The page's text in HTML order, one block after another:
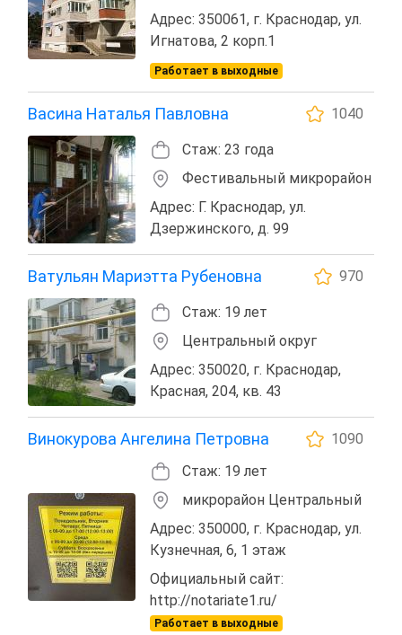
Адрес: 350061, г. Краснодар, ул.
Игнатова, 2 корп.1
Работает в выходные
Васина Наталья Павловна 1040
Стаж: 23 года
Фестивальный микрорайон
Адрес: Г. Краснодар, ул.
Дзержинского, д. 99
Ватульян Мариэтта Рубеновна 970
Стаж: 19 лет
Центральный округ
Адрес: 350020, г. Краснодар,
Красная, 204, кв. 43
Винокурова Ангелина Петровна
1090
Стаж: 19 лет
микрорайон Центральный
Адрес: 350000, г. Краснодар, ул.
Кузнечная, 6, 1 этаж
Официальный сайт:
http://notariate1.ru/
Работает в выходные